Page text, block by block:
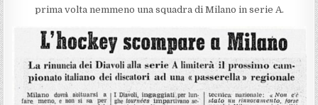
prima volta nemmeno una squadra di Milano in serie A.